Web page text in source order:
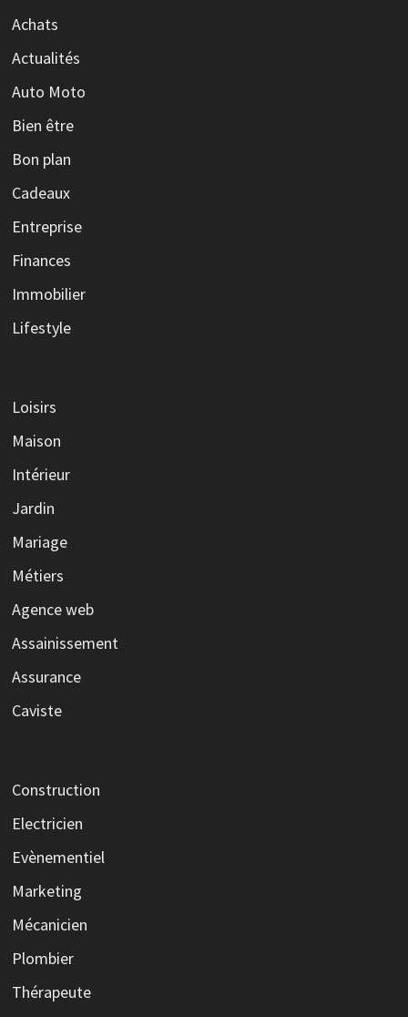
Achats
Actualités
Auto Moto
Bien être
Bon plan
Cadeaux
Entreprise
Finances
Immobilier
Lifestyle
Loisirs
Maison
Intérieur
Jardin
Mariage
Métiers
Agence web
Assainissement
Assurance
Caviste
Construction
Electricien
Evènementiel
Marketing
Mécanicien
Plombier
Thérapeute